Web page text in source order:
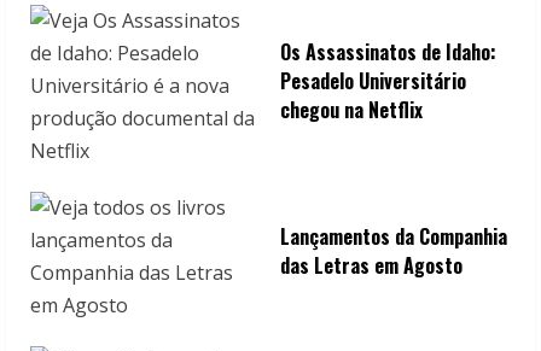
n
g
Os Assassinatos de Idaho:
Pesadelo Universitário
chegou na Netflix
Lançamentos da Companhia
das Letras em Agosto